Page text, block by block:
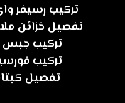
تركيب رسيفر واي
تفصيل خزائن ملابس
تركيب جبس
تركيب فورسيلنج
تفصيل كبتات